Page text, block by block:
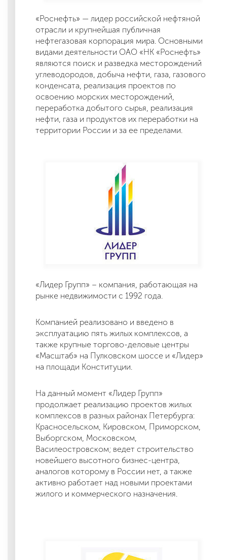
«Роснефть» — лидер российской нефтяной
отрасли и крупнейшая публичная
нефтегазовая корпорация мира. Основными
видами деятельности ОАО «НК «Роснефть»
являются поиск и разведка месторождений
углеводородов, добыча нефти, газа, газового
конденсата, реализация проектов по
освоению морских месторождений,
переработка добытого сырья, реализация
нефти, газа и продуктов их переработки на
территории России и за ее пределами.
«Лидер Групп» – компания, работающая на
рынке недвижимости с 1992 года.
Компанией реализовано и введено в
эксплуатацию пять жилых комплексов, а
также крупные торгово-деловые центры
«Масштаб» на Пулковском шоссе и «Лидер»
на площади Конституции.
На данный момент «Лидер Групп»
продолжает реализацию проектов жилых
комплексов в разных районах Петербурга:
Красносельском, Кировском, Приморском,
Выборгском, Московском,
Василеостровском; ведет строительство
новейшего высотного бизнес-центра,
аналогов которому в России нет, а также
активно работает над новыми проектами
жилого и коммерческого назначения.